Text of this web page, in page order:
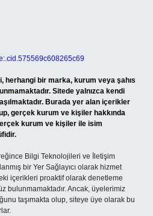
herhangi bir marka, kurum veya şahıs
Sitede yalnızca kendi
Burada yer alan içerikler
gerçek kurum ve kişiler hakkında
kurum ve kişiler ile isim
Bilgi Teknolojileri ve İletişim
bir Yer Sağlayıcı olarak hizmet
içerikleri proaktif olarak denetleme
bulunmamaktadır. Ancak, üyelerimiz
taşımakta olup, siteye üye olarak bu